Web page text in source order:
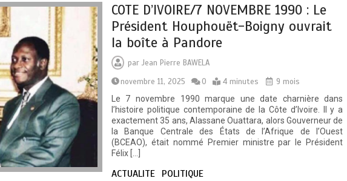
COTE D’IVOIRE/7 NOVEMBRE 1990 : Le
Président Houphouët-Boigny ouvrait
la boîte à Pandore
par Jean Pierre BAWELA
novembre 11, 2025
0 4 minutes
9 mois
Le 7 novembre 1990 marque une date charnière dans
l’histoire politique contemporaine de la Côte d’Ivoire. Il y a
exactement 35 ans, Alassane Ouattara, alors Gouverneur de
la Banque Centrale des États de l’Afrique de l’Ouest
(BCEAO), était nommé Premier ministre par le Président
Félix […]
ACTUALITE POLITIQUE